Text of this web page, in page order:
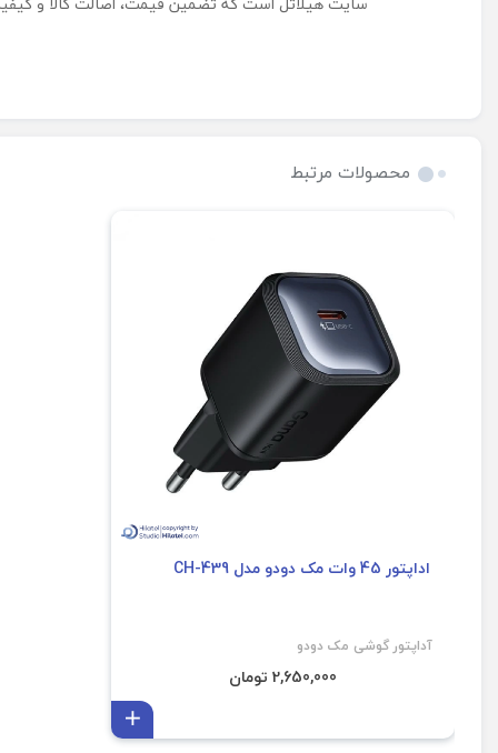
محصولات مرتبط
اداپتور 45 وات مک دودو مدل CH-439
آداپتور گوشی مک دودو
2,650,000 تومان